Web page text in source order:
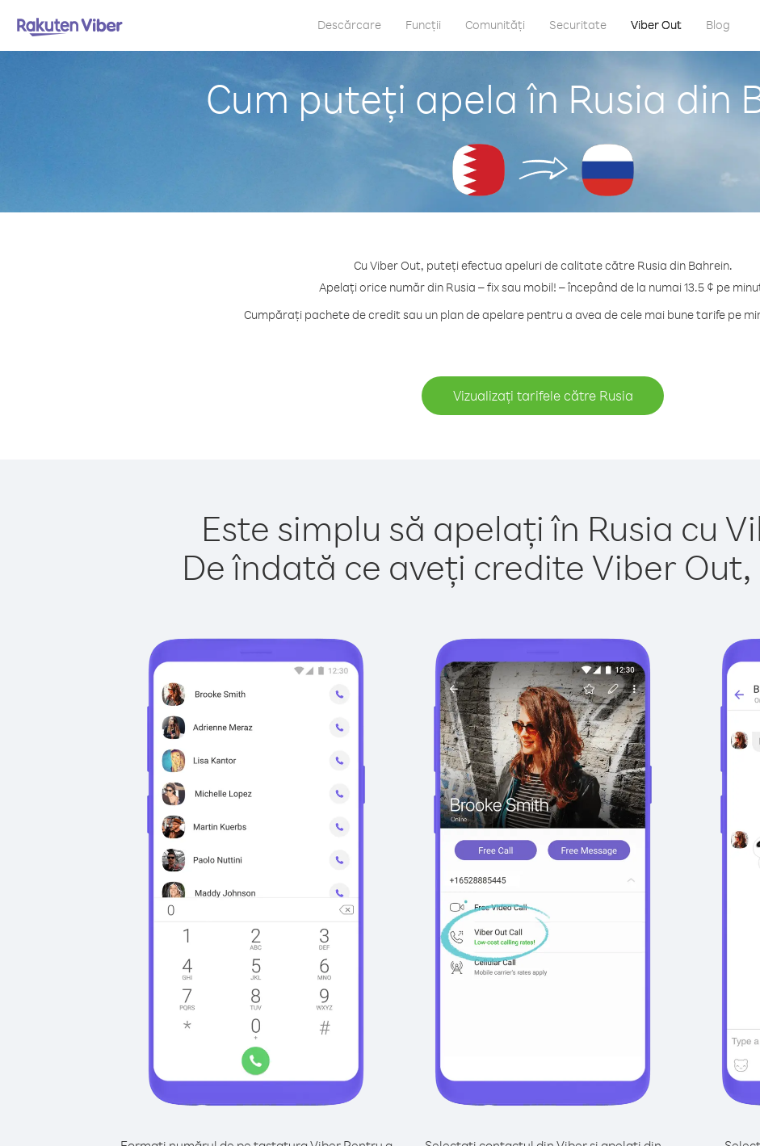
Descărcare Funcții Comunități Securitate Viber Out Blog
Cum puteți apela în Rusia din
Cu Viber Out, puteți efectua apeluri de calitate către Rusia din Bahrein.
Apelați orice număr din Rusia – fix sau mobil! – începând de la numai 13.5 ¢ pe
Cumpărați pachete de credit sau un plan de apelare pentru a avea de cele mai bune tarife pe
Vizualizați tarifele către Rusia
Este simplu să apelați în Rusia cu
De îndată ce aveți credite Viber